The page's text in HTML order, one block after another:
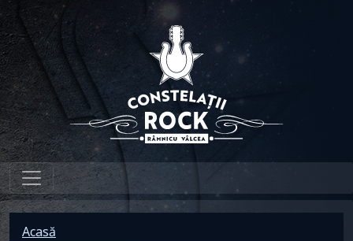
Sari la conținutul principal
Breadcrumb
Acasă